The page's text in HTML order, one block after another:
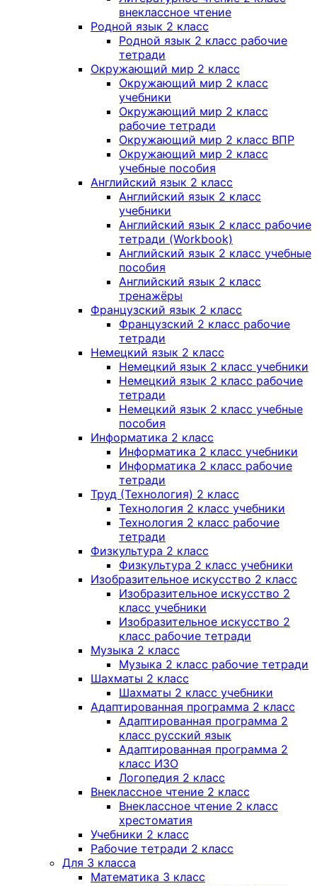
внеклассное чтение
Родной язык 2 класс
Родной язык 2 класс рабочие
тетради
Окружающий мир 2 класс
Окружающий мир 2 класс
учебники
Окружающий мир 2 класс
рабочие тетради
Окружающий мир 2 класс ВПР
Окружающий мир 2 класс
учебные пособия
Английский язык 2 класс
Английский язык 2 класс
учебники
Английский язык 2 класс рабочие
тетради (Workbook)
Английский язык 2 класс учебные
пособия
Английский язык 2 класс
тренажёры
Французский язык 2 класс
Французский 2 класс рабочие
тетради
Немецкий язык 2 класс
Немецкий язык 2 класс учебники
Немецкий язык 2 класс рабочие
тетради
Немецкий язык 2 класс учебные
пособия
Информатика 2 класс
Информатика 2 класс учебники
Информатика 2 класс рабочие
тетради
Труд (Технология) 2 класс
Технология 2 класс учебники
Технология 2 класс рабочие
тетради
Физкультура 2 класс
Физкультура 2 класс учебники
Изобразительное искусство 2 класс
Изобразительное искусство 2
класс учебники
Изобразительное искусство 2
класс рабочие тетради
Музыка 2 класс
Музыка 2 класс рабочие тетради
Шахматы 2 класс
Шахматы 2 класс учебники
Адаптированная программа 2 класс
Адаптированная программа 2
класс русский язык
Адаптированная программа 2
класс ИЗО
Логопедия 2 класс
Внеклассное чтение 2 класс
Внеклассное чтение 2 класс
хрестоматия
Учебники 2 класс
Рабочие тетради 2 класс
Для 3 класса
Математика 3 класс